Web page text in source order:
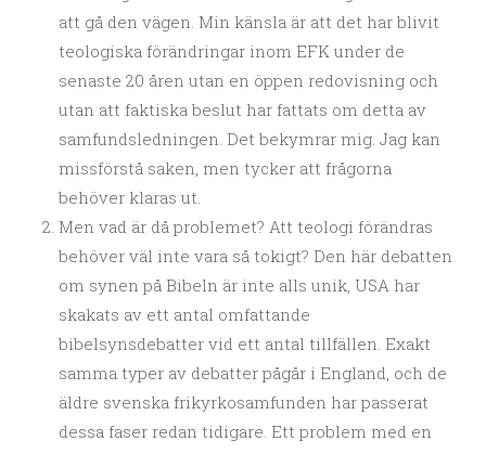
att gå den vägen. Min känsla är att det har blivit
teologiska förändringar inom EFK under de
senaste 20 åren utan en öppen redovisning och
utan att faktiska beslut har fattats om detta av
samfundsledningen. Det bekymrar mig. Jag kan
missförstå saken, men tycker att frågorna
behöver klaras ut.
Men vad är då problemet? Att teologi förändras
behöver väl inte vara så tokigt? Den här debatten
om synen på Bibeln är inte alls unik, USA har
skakats av ett antal omfattande
bibelsynsdebatter vid ett antal tillfällen. Exakt
samma typer av debatter pågår i England, och de
äldre svenska frikyrkosamfunden har passerat
dessa faser redan tidigare. Ett problem med en